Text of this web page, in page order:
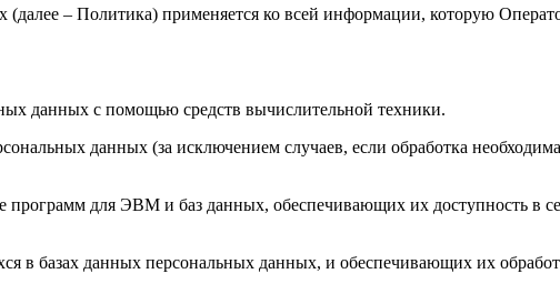
– Политика) применяется ко всей информации, которую
данных с помощью средств вычислительной техники.
данных (за исключением случаев, если обработка
для ЭВМ и баз данных, обеспечивающих их доступность в
в базах данных персональных данных, и обеспечивающих их